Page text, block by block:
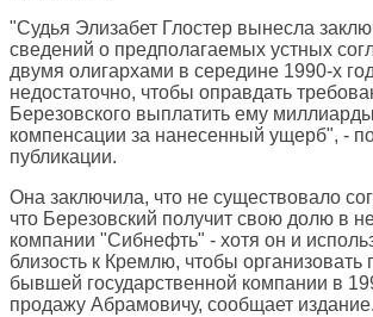
"Судья Элизабет Глостер вынесла
сведений о предполагаемых устных
двумя олигархами в середине 1990-х
недостаточно, чтобы оправдать
Березовского выплатить ему
компенсации за нанесенный ущерб", -
публикации.
Она заключила, что не существовало
что Березовский получит свою долю в
компании "Сибнефть" - хотя он и
близость к Кремлю, чтобы организовать
бывшей государственной компании в
продажу Абрамовичу, сообщает издание.